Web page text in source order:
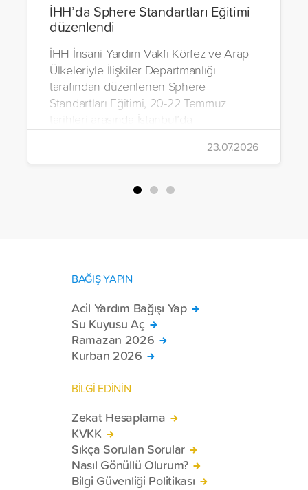
İHH’da Sphere Standartları Eğitimi
düzenlendi
İHH İnsani Yardım Vakfı Körfez ve Arap
Ülkeleriyle İlişkiler Departmanlığı
tarafından düzenlenen Sphere
Standartları Eğitimi, 20-22 Temmuz
gerçekleştirildi.
23.07.2026
BAĞIŞ YAPIN
Acil Yardım Bağışı Yap
Su Kuyusu Aç
Ramazan 2026
Kurban 2026
BİLGİ EDİNİN
Zekat Hesaplama
KVKK
Sıkça Sorulan Sorular
Nasıl Gönüllü Olurum?
Bilgi Güvenliği Politikası